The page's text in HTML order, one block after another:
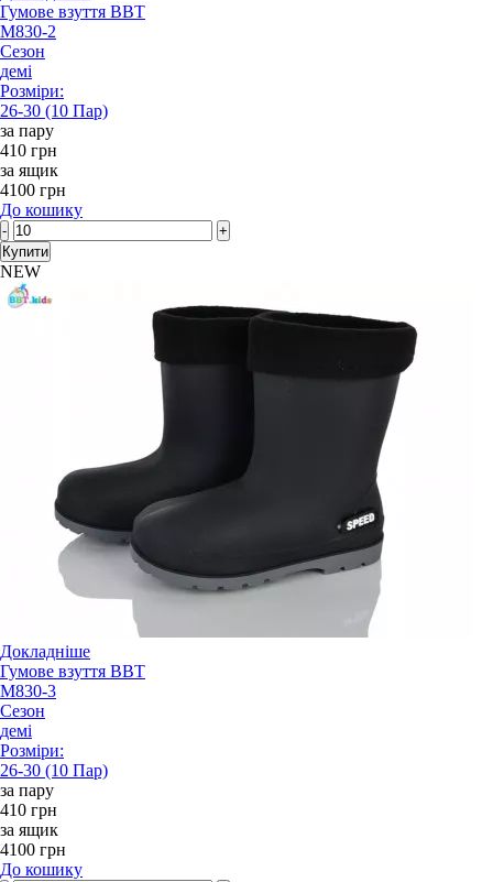
Гумове взуття BBT
M830-2
Сезон
демі
Розміри:
26-30 (10 Пар)
за пару
410 грн
за ящик
4100 грн
До кошику
-
+
Купити
NEW
Докладніше
Гумове взуття BBT
M830-3
Сезон
демі
Розміри:
26-30 (10 Пар)
за пару
410 грн
за ящик
4100 грн
До кошику